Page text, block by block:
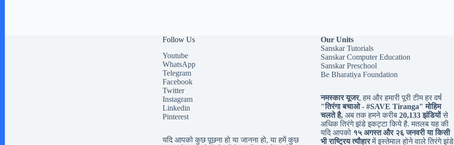
Follow Us
Youtube
WhatsApp
Telegram
Facebook
Twitter
Instagram
Linkedin
Pinterest
यदि आपको कुछ पूछना हो या जानना हो, या हमें कुछ
Our Units
Sanskar Tutorials
Sanskar Computer Education
Sanskar Preschool
Be Bharatiya Foundation
नमस्कार यूजर, हम और हमारी पूरी टीम हर वर्ष
"तिरंगा बचाओ - #SAVE Tiranga" मोहिम
चलते है,अब तक हमने करीब 20,133 झंडियोंसे
अधिक तिरंगे झंडे इकट्टा किये है. मतलब यह की
यदि आपको १५ अगस्त और २६ जनवरी या किसी
भी राष्ट्रिय त्यौहारमें इस्तेमाल होने वाले तिरंगे झंडे